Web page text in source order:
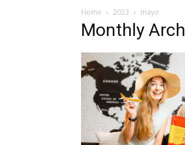
Home 2023 mayo
Monthly